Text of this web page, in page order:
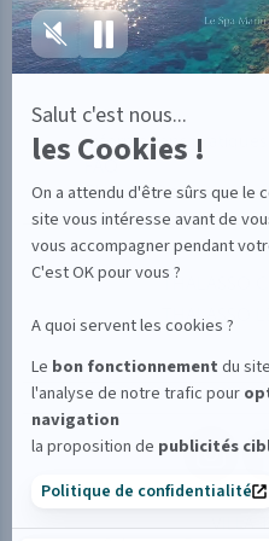
Salut c'est nous...
les Cookies !
On a attendu d'être sûrs que le
site vous intéresse avant de
vous accompagner pendant
C'est OK pour vous ?
A quoi servent les cookies ?
Le bon fonctionnement du site
l'analyse de notre trafic pour
navigation
la proposition de publicités
Politique de confidentialité
La VILLA THALGO
Le Club
Avis clients
Informations pratiques
FAQ
Plan du site
THALASSO
THALASSO
VILLA